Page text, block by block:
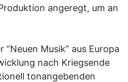
angeregt, um an
Musik” aus Europa
nach Kriegsende
tonangebenden